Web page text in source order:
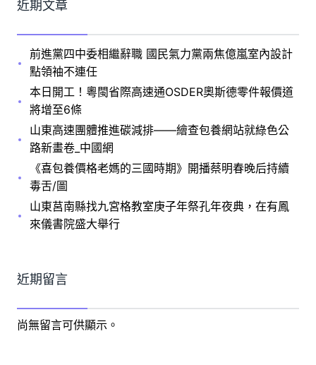
近期文章
前進黨四中委相繼辭職 國民氣力黨兩焦億嵐室內設計
點領袖不連任
本日開工！粵閩省際高速通OSDER奧斯德零件報價道
將增至6條
山東高速團體推進碳減排——繪查包養網站就綠色公
路新畫卷_中國網
《喜包養價格老媽的三國時期》開播蔡明春晚后持續
毒舌/圖
山東莒南縣找九宮格教室庚子年祭孔年夜典，在有鳳
來儀書院盛大舉行
近期留言
尚無留言可供顯示。